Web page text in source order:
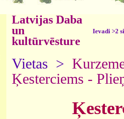
Latvijas Daba
un
kultūrvēsture
Ievadi >2
Vietas >
Ķesterciems -